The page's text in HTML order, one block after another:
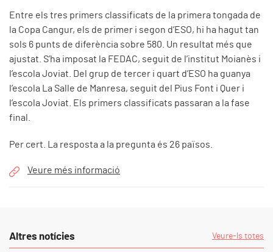
Entre els tres primers classificats de la primera tongada de
la Copa Cangur, els de primer i segon d’ESO, hi ha hagut tan
sols 6 punts de diferència sobre 580. Un resultat més que
ajustat. S’ha imposat la FEDAC, seguit de l’institut Moianès i
l’escola Joviat. Del grup de tercer i quart d’ESO ha guanya
l’escola La Salle de Manresa, seguit del Pius Font i Quer i
l’escola Joviat. Els primers classificats passaran a la fase
final.
Per cert. La resposta a la pregunta és 26 països.
Veure més informació
Altres notícies Veure-ls totes